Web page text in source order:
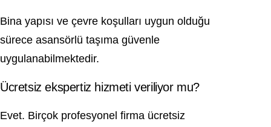
Bina yapısı ve çevre koşulları uygun olduğu
sürece asansörlü taşıma güvenle
uygulanabilmektedir.
Ücretsiz ekspertiz hizmeti veriliyor mu?
Evet. Birçok profesyonel firma ücretsiz